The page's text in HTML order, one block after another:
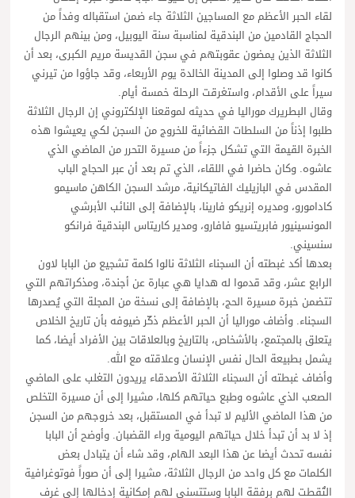
لقاء الحبر الأعظم مع المساجين الثلاثة جاء ضمن استقباله وفداً من
الحجاج القادمين من البندقية لمناسبة سنة اليوبيل، ومن بينهم الرجال
الثلاثة الذين يمضون عقوبتهم في سجن القديسة مريم الكبرى، بعد أن
كانوا قد وصلوا إلى المدينة الخالدة يوم الأربعاء، وقد جاؤوا من تيرني
سيراً على الأقدام، واستغرقت الرحلة خمسة أيام.
وقال البطريرك موراليا في حديثه لموقعنا الإلكتروني إن الرجال الثلاثة
طلبوا إذناً من السلطات القضائية للخروج من السجن لكي يعيشوا هذه
الخبرة القيمة التي تشكل جزءاً من مسيرة التحرر من الماضي الذي
عاشوه. وكان حاضرا في اللقاء، الذي تم بعد أن عبر الحجاج الباب
المقدس في البازيليك الفاتيكانية، مرشد السجن الكاهن ماسيمو
كادامورو، ومديره إنريكو فارينا، بالإضافة إلى النائب الأبرشي
المونسينيور فابريتسيو فافارو، ومدير كاريتاس البندقية فرانكو
سنسيني.
بعدها أكد غبطته أن السجناء الثلاثة نالوا كلمة تشجيع من البابا لاون
الرابع عشر، وقد قدموا له هدايا هي عبارة عن أجندة، ومذكراتهم التي
تتضمن خبرة مسيرة الحج، بالإضافة إلى نسخة من المجلة التي يُصدرها
السجناء. وأضاف موراليا أن الحبر الأعظم ذكّر ضيوفه بأن تاريخ الخلاص
يتعلق بالمجتمع، بالأشخاص، بالتاريخ وبالعلاقات بين الأفراد أيضا، كما
يشمل بطبيعة الحال نفس الإنسان وعلاقته مع الله.
وأضاف غبطته أن السجناء الثلاثة الأصدقاء يريدون التغلب على الماضي
الصعب الذي عاشوه وطبع حياتهم كلها، مشيرا إلى أن مسيرة التخلص
من هذا الماضي الأليم لا تبدأ في المستقبل، بعد خروجهم من السجن
إذ لا بد أن تبدأ خلال حياتهم اليومية وراء القضبان. وأوضح أن البابا
نفسه تحدث أيضا عن هذا البعد الهام، وقد شاء أن يتبادل بعض
الكلمات مع كل واحد من الرجال الثلاثة، مشيرا إلى أن صوراً فوتوغرافية
التُقطت لهم برفقة البابا وستتسنى لهم إمكانية إدخالها إلى غرف